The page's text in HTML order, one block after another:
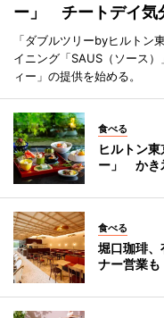
ー」 チートデイ気
「ダブルツリーbyヒルトン
イニング「SAUS（ソース
ィー」の提供を始める。
食べる
ヒルトン
ー」 かき
食べる
堀口珈琲
ナー営業も